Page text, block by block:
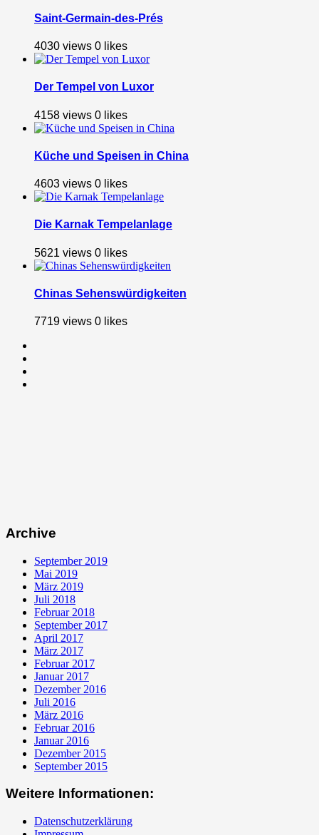
Saint-Germain-des-Prés
4030 views 0 likes
Der Tempel von Luxor
4158 views 0 likes
Küche und Speisen in China
4603 views 0 likes
Die Karnak Tempelanlage
5621 views 0 likes
Chinas Sehenswürdigkeiten
7719 views 0 likes
Archive
September 2019
Mai 2019
März 2019
Juli 2018
Februar 2018
September 2017
April 2017
März 2017
Februar 2017
Januar 2017
Dezember 2016
Juli 2016
März 2016
Februar 2016
Januar 2016
Dezember 2015
September 2015
Weitere Informationen:
Datenschutzerklärung